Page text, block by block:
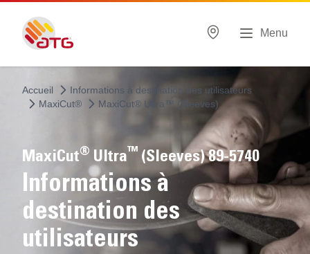
Menu
Accueil
Informations à destination des utilisateurs
MaxiCut®
MaxiCut® Ultra™ (Sleeves)
MaxiCut® Ultra™ (Sleeves) 89-5740
Informations à
destination des
utilisateurs